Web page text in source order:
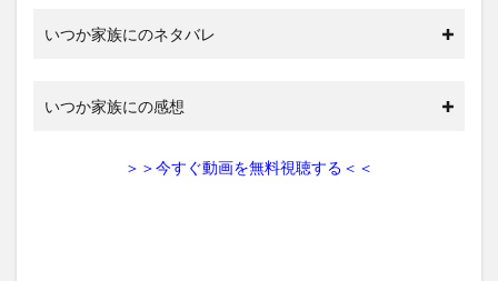
いつか家族にのネタバレ
いつか家族にの感想
＞＞今すぐ動画を無料視聴する＜＜